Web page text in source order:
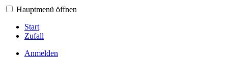
Hauptmenü öffnen
Start
Zufall
Anmelden